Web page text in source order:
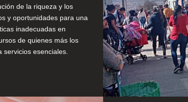
de la riqueza y los
y oportunidades para una
inadecuadas en
de quienes más los
esenciales.